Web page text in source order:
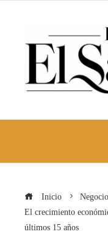
Inicio
El crecimiento
últimos 15 años